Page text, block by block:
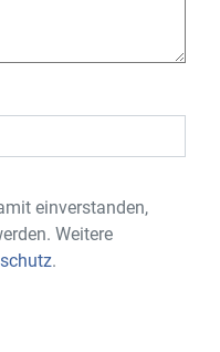
einverstanden,
Weitere
.